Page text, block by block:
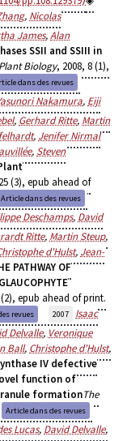
, Nicolas
James,Alan
SSII and SSIII in
Biology, 2008, 8 (1),
dans des revues
Nakamura, Eiji
, Gerhard Ritte, Martin
, Jenifer Nirmal
, Steven
(3), epub ahead of
Article dans des revues
Deschamps, David
Ritte, Martin Steup,
d'Hulst, Jean-
PATHWAY OF
epub ahead of print.
revues 2007
Isaac
Delvalle, Veronique
Ball, Christophe d'Hulst,
IV defective
function of
formationThe
Article dans des revues
Lucas, David Delvalle,